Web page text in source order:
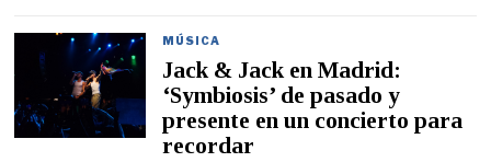
MÚSICA
Jack & Jack en Madrid:
‘Symbiosis’ de pasado y
presente en un concierto para
recordar